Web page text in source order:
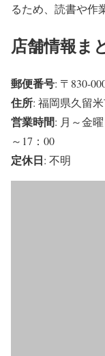
るため、読書や作
店舗情報ま
郵便番号: 〒830-
住所: 福岡県久留
営業時間: 月～金
～17：00
定休日: 不明